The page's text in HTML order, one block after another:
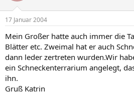
17 Januar 2004
Mein Großer hatte auch immer die
Blätter etc. Zweimal hat er auch
dann leder zertreten wurden.Wir
ein Schneckenterrarium angelegt,
ihn.
Gruß Katrin